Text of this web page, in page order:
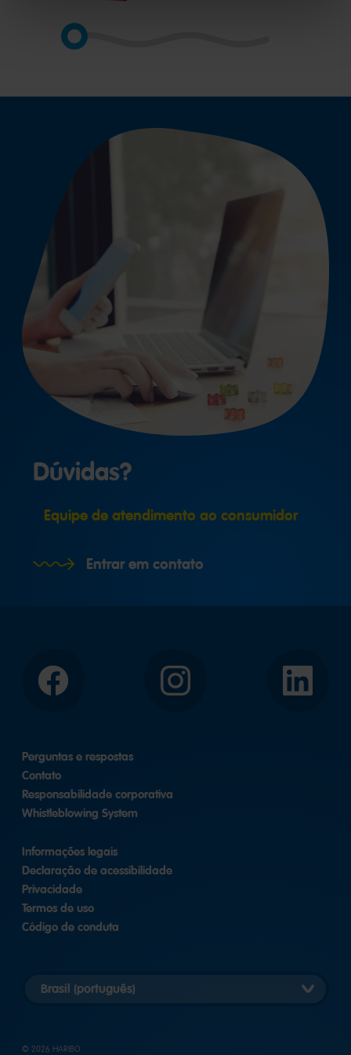
Dúvidas?
Equipe de atendimento ao consumidor
Entrar em contato
Facebook Instagram LinkedIn
Perguntas e respostas
Contato
Responsabilidade corporativa
Whistleblowing System
Informações legais
Declaração de acessibilidade
Privacidade
Termos de uso
Código de conduta
Selecionar
versão
© 2026 HARIBO